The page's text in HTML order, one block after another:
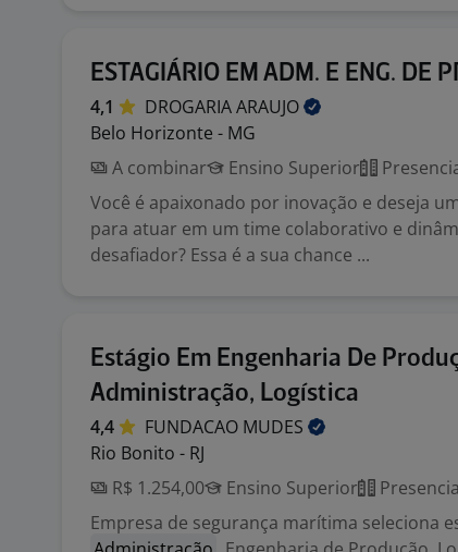
ESTAGIÁRIO EM ADM. E ENG. DE
4,1 DROGARIAARAUJO
Belo Horizonte - MG
A combinar
Ensino Superior
Você é apaixonado por inovação e deseja
para atuar em um time colaborativo e
desafiador? Essa é a sua chance ...
Estágio Em Engenharia De
Administração, Logística
4,4 FUNDACAO MUDES
Rio Bonito - RJ
R$ 1.254,00
Ensino Superior
Empresa de segurança marítima seleciona